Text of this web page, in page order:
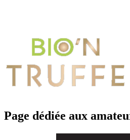
Page dédiée aux